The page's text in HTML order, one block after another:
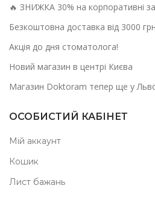
🔥 ЗНИЖКА 30% на корпоративні
Безкоштовна доставка від 3000 грн
Акція до дня стоматолога!
Новий магазин в центрі Києва
Магазин Doktoram тепер ще у
ОСОБИСТИЙ КАБІНЕТ
Мій аккаунт
Кошик
Лист бажань